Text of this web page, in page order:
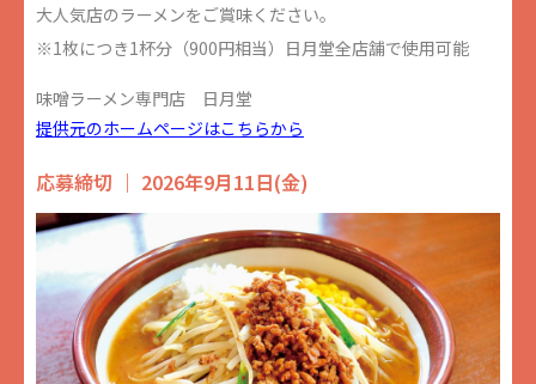
大人気店のラーメンをご賞味ください。
※1枚につき1杯分（900円相当）日月堂全店舗で使用可能
味噌ラーメン専門店 日月堂
提供元のホームページはこちらから
応募締切 ｜ 2026年9月11日(金)